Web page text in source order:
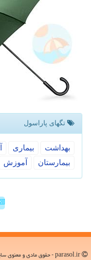
تگهای پاراسول
بهداشت بیماری
بیمارستان
آموزش